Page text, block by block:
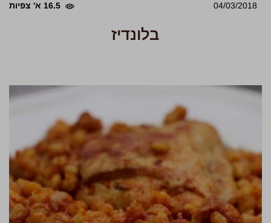
04/03/2018 16.5 א' צפיות
בלונדיז